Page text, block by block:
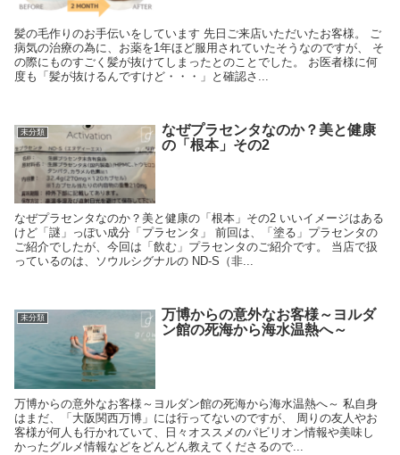
髪の毛作りのお手伝いをしています 先日ご来店いただいたお客様。 ご
病気の治療の為に、お薬を1年ほど服用されていたそうなのですが、 そ
の際にものすごく髪が抜けてしまったとのことでした。 お医者様に何
度も「髪が抜けるんですけど・・・」と確認さ...
未分類
なぜプラセンタなのか？美と健康
の「根本」その2
なぜプラセンタなのか？美と健康の「根本」その2 いいイメージはある
けど「謎」っぽい成分「プラセンタ」 前回は、「塗る」プラセンタの
ご紹介でしたが、今回は「飲む」プラセンタのご紹介です。 当店で扱
っているのは、ソウルシグナルの ND-S（非...
未分類
万博からの意外なお客様～ヨルダ
ン館の死海から海水温熱へ～
万博からの意外なお客様～ヨルダン館の死海から海水温熱へ～ 私自身
はまだ、「大阪関西万博」には行ってないのですが、 周りの友人やお
客様が何人も行かれていて、日々オススメのパビリオン情報や美味し
かったグルメ情報などをどんどん教えてくださるので...